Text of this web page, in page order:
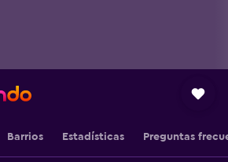
Barrios Estadísticas Preguntas